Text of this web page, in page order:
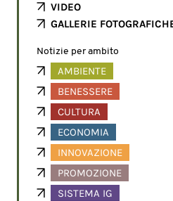
VIDEO
GALLERIE
Notizie per ambito
AMBIENTE
BENESSERE
CULTURA
ECONOMIA
INNOVAZIONE
PROMOZIONE
SISTEMA IG